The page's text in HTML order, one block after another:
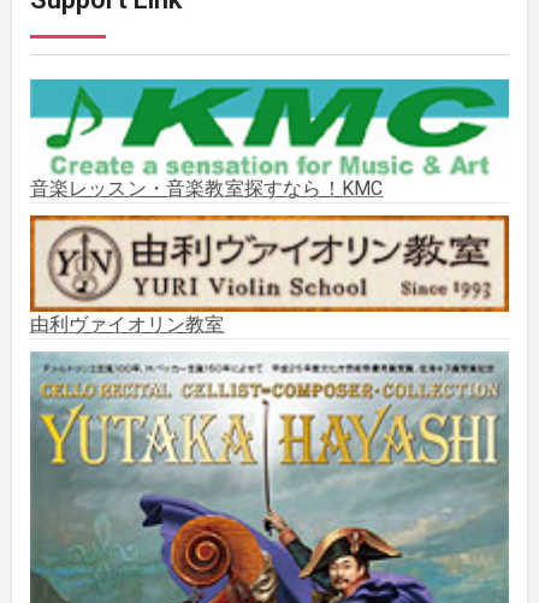
2025年11月
2025年10月 (2)
2025年9月 (3)
2025年8月 (5)
2025年7月 (3)
2025年6月 (1)
2025年5月 (5)
2025年3月 (1)
2025年2月
2025年1月 (3)
音楽レッスン・音楽教室探すなら！KMC
由利ヴァイオリン教室